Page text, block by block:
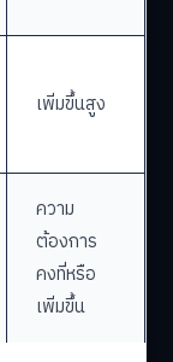
เพิ่มขึ้นสูง
ความ
ต้องการ
คงที่หรือ
เพิ่มขึ้น